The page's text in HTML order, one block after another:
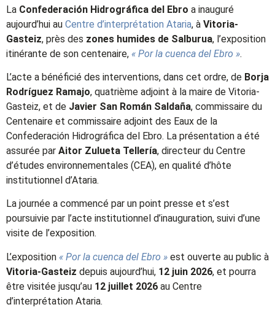
La Confederación Hidrográfica del Ebro a inauguré
aujourd’hui au Centre d’interprétation Ataria, à Vitoria-
Gasteiz, près des zones humides de Salburua, l’exposition
itinérante de son centenaire, « Por la cuenca del Ebro ».
L’acte a bénéficié des interventions, dans cet ordre, de Borja
Rodríguez Ramajo, quatrième adjoint à la maire de Vitoria-
Gasteiz, et de Javier San Román Saldaña, commissaire du
Centenaire et commissaire adjoint des Eaux de la
Confederación Hidrográfica del Ebro. La présentation a été
assurée par Aitor Zulueta Tellería, directeur du Centre
d’études environnementales (CEA), en qualité d’hôte
institutionnel d’Ataria.
La journée a commencé par un point presse et s’est
poursuivie par l’acte institutionnel d’inauguration, suivi d’une
visite de l’exposition.
L’exposition « Por la cuenca del Ebro » est ouverte au public à
Vitoria-Gasteiz depuis aujourd’hui, 12 juin 2026, et pourra
être visitée jusqu’au 12 juillet 2026 au Centre
d’interprétation Ataria.